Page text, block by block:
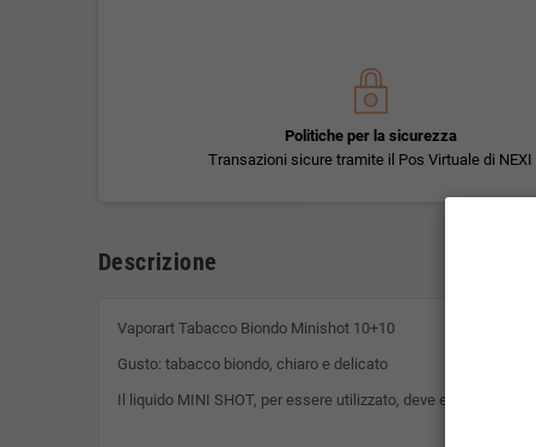
Politiche per la sicurezza
Transazioni sicure tramite il Pos Virtuale di NEXI
Descrizione
Vaporart Tabacco Biondo Minishot 10+10
Gusto: tabacco biondo, chiaro e delicato
Il liquido MINI SHOT, per essere utilizzato, deve essere unito